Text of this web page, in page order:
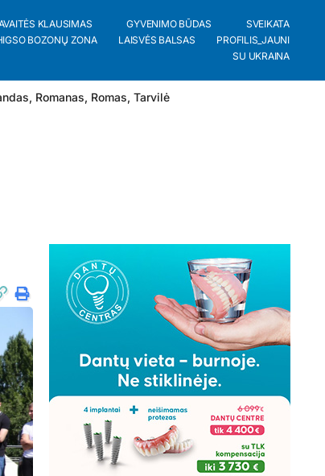
KLAUSIMAS GYVENIMO BŪDAS
SVEIKATA
BOZONŲ ZONA LAISVĖS BALSAS
PROFILIS_JAUNI
SU UKRAINA
, Romanas, Romas, Tarvilė